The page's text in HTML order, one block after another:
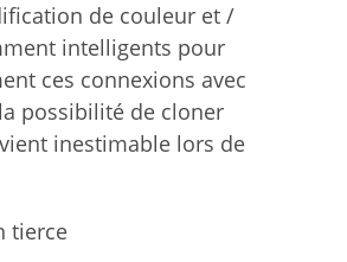
de couleur et /
intelligents pour
ces connexions avec
possibilité de cloner
inestimable lors de
tierce